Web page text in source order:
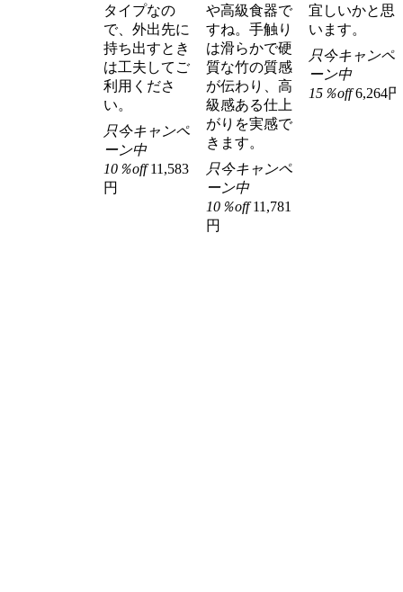
タイプなの
で、外出先に
持ち出すとき
は工夫してご
利用くださ
い。
只今キャンペ
ーン中
10％off11,583
円
や高級食器で
すね。手触り
は滑らかで硬
質な竹の質感
が伝わり、高
級感ある仕上
がりを実感で
きます。
只今キャンペ
ーン中
10％off11,781
円
宜しいかと思
います。
只今キャンペ
ーン中
15％off6,264円